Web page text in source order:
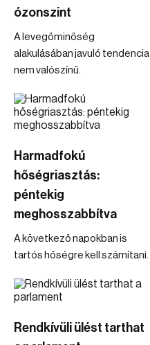
ózonszint
A levegőminőség
alakulásában javuló tendencia
nem valószínű.
Harmadfokú
hőségriasztás:
péntekig
meghosszabbítva
A következő napokban is
tartós hőségre kell számítani.
Rendkívüli ülést tarthat